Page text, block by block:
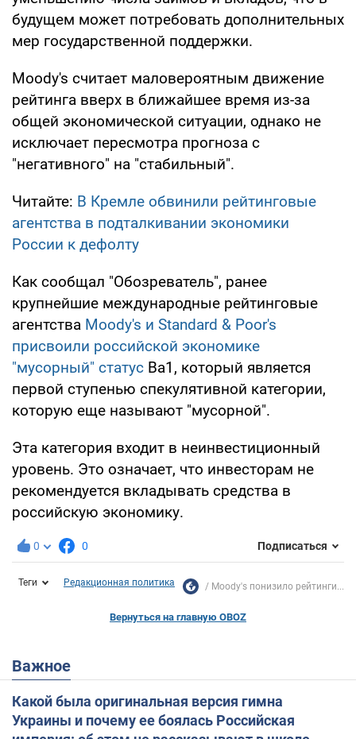
будущем может потребовать дополнительных
мер государственной поддержки.
Moody's считает маловероятным движение
рейтинга вверх в ближайшее время из-за
общей экономической ситуации, однако не
исключает пересмотра прогноза с
"негативного" на "стабильный".
Читайте: В Кремле обвинили рейтинговые
агентства в подталкивании экономики
России к дефолту
Как сообщал "Обозреватель", ранее
крупнейшие международные рейтинговые
агентства Moody's и Standard & Poor's
присвоили российской экономике
"мусорный" статус Ba1, который является
первой ступенью спекулятивной категории,
которую еще называют "мусорной".
Эта категория входит в неинвестиционный
уровень. Это означает, что инвесторам не
рекомендуется вкладывать средства в
российскую экономику.
0 0 Подписаться
Теги Редакционная политика Moody's понизило рейтинги...
Вернуться на главную OBOZ
Важное
Какой была оригинальная версия гимна
Украины и почему ее боялась Российская